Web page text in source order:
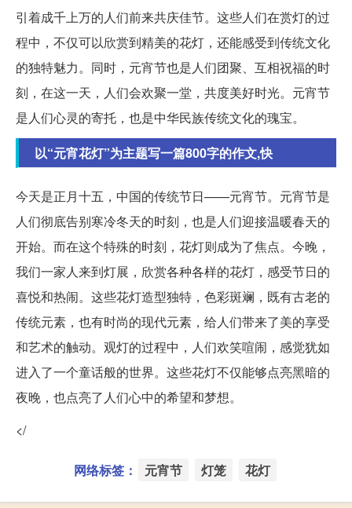
引着成千上万的人们前来共庆佳节。这些人们在赏灯的过
程中，不仅可以欣赏到精美的花灯，还能感受到传统文化
的独特魅力。同时，元宵节也是人们团聚、互相祝福的时
刻，在这一天，人们会欢聚一堂，共度美好时光。元宵节
是人们心灵的寄托，也是中华民族传统文化的瑰宝。
以“元宵花灯”为主题写一篇800字的作文,快
今天是正月十五，中国的传统节日——元宵节。元宵节是
人们彻底告别寒冷冬天的时刻，也是人们迎接温暖春天的
开始。而在这个特殊的时刻，花灯则成为了焦点。今晚，
我们一家人来到灯展，欣赏各种各样的花灯，感受节日的
喜悦和热闹。这些花灯造型独特，色彩斑斓，既有古老的
传统元素，也有时尚的现代元素，给人们带来了美的享受
和艺术的触动。观灯的过程中，人们欢笑喧闹，感觉犹如
进入了一个童话般的世界。这些花灯不仅能够点亮黑暗的
夜晚，也点亮了人们心中的希望和梦想。
</
网络标签： 元宵节 灯笼 花灯